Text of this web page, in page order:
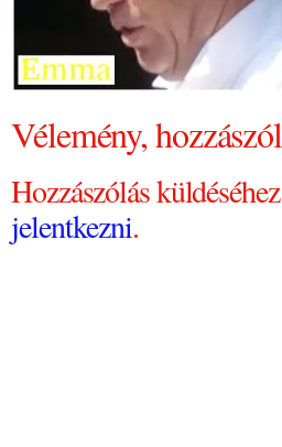
Vélemény,
Hozzászólás küldéséhez
jelentkezni.